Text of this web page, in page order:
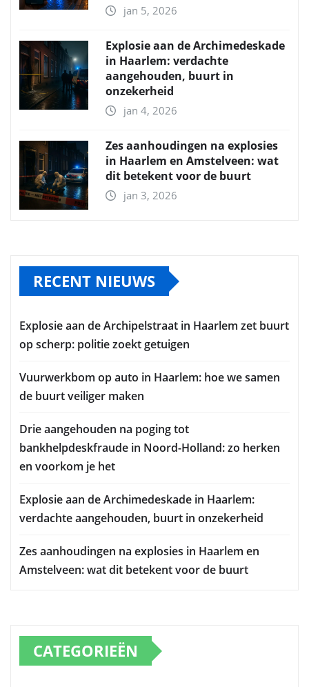
jan 5, 2026
Explosie aan de Archimedeskade
in Haarlem: verdachte
aangehouden, buurt in
onzekerheid
jan 4, 2026
Zes aanhoudingen na explosies
in Haarlem en Amstelveen: wat
dit betekent voor de buurt
jan 3, 2026
RECENT NIEUWS
Explosie aan de Archipelstraat in Haarlem zet buurt
op scherp: politie zoekt getuigen
Vuurwerkbom op auto in Haarlem: hoe we samen
de buurt veiliger maken
Drie aangehouden na poging tot
bankhelpdeskfraude in Noord-Holland: zo herken
en voorkom je het
Explosie aan de Archimedeskade in Haarlem:
verdachte aangehouden, buurt in onzekerheid
Zes aanhoudingen na explosies in Haarlem en
Amstelveen: wat dit betekent voor de buurt
CATEGORIEËN